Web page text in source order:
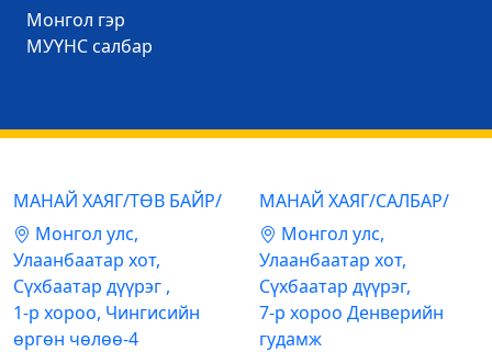
Mонгол гэр
МУҮНС салбар
МАНАЙ ХАЯГ/ТӨВ БАЙР/
Mонгол улс,
Улаанбаатар хот,
Сүхбаатар дүүрэг ,
1-р хороо, Чингисийн
өргөн чөлөө-4
МАНАЙ ХАЯГ/САЛБАР/
Mонгол улс,
Улаанбаатар хот,
Сүхбаатар дүүрэг,
7-р хороо Денверийн
гудамж